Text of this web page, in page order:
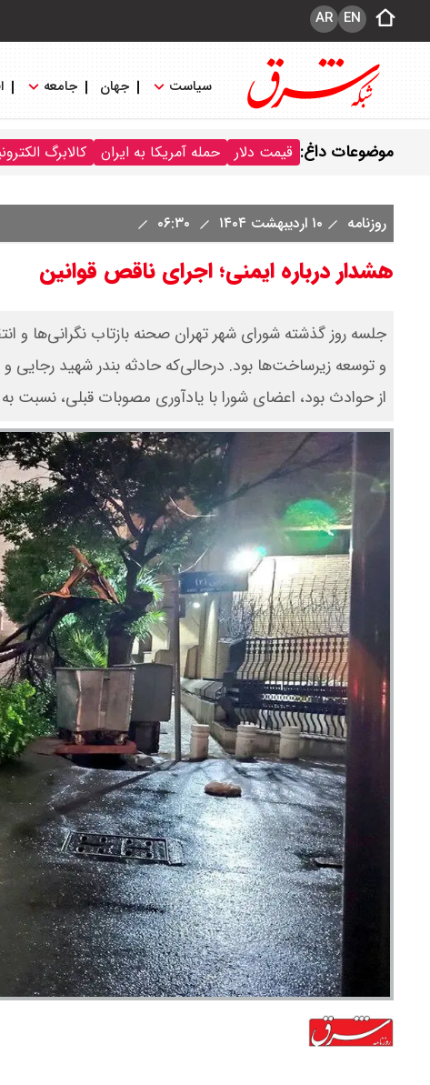
EN
AR
سیاست جهان جامعه
موضوعات داغ: قیمت دلار حمله آمریکا به ایران کالابرگ
روزنامه ۱۰ اردیبهشت ۱۴۰۴
هشدار درباره ایمنی؛ اجرای ناقص قوانین
جلسه روز گذشته شورای شهر تهران صحنه بازتاب نگرانی‌ها و
و توسعه زیرساخت‌ها بود. در‌حالی‌که حادثه بندر شهید رجایی
از حوادث بود، اعضای شورا با یادآوری مصوبات قبلی، نسبت